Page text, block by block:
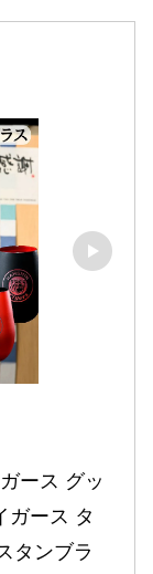
ース グッ
ガース タ
タンブラ